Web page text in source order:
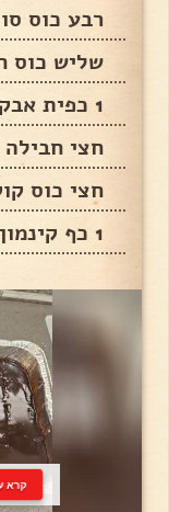
רבע כוס
שליש כוס
1 כפית אבקת אפיה
חצי
חצי כוס
1 כף קינמון
קרא